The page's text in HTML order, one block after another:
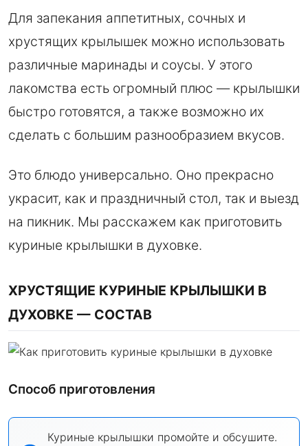
Для запекания аппетитных, сочных и
хрустящих крылышек можно использовать
различные маринады и соусы. У этого
лакомства есть огромный плюс — крылышки
быстро готовятся, а также возможно их
сделать с большим разнообразием вкусов.
Это блюдо универсально. Оно прекрасно
украсит, как и праздничный стол, так и выезд
на пикник. Мы расскажем как приготовить
куриные крылышки в духовке.
ХРУСТЯЩИЕ КУРИНЫЕ КРЫЛЫШКИ В
ДУХОВКЕ — СОСТАВ
Способ приготовления
Куриные крылышки промойте и обсушите.